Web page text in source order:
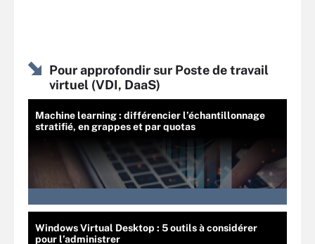
Pour approfondir sur Poste de travail
virtuel (VDI, DaaS)
Machine learning : différencier l’échantillonnage
stratifié, en grappes et par quotas
Windows Virtual Desktop : 5 outils à considérer
pour l’administrer